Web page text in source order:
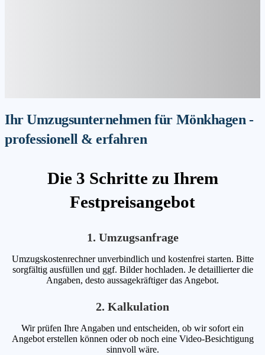
Ihr Umzugsunternehmen für Mönkhagen -
professionell & erfahren
Die 3 Schritte zu Ihrem
Festpreisangebot
1. Umzugsanfrage
Umzugskostenrechner unverbindlich und kostenfrei starten. Bitte
sorgfältig ausfüllen und ggf. Bilder hochladen. Je detaillierter die
Angaben, desto aussagekräftiger das Angebot.
2. Kalkulation
Wir prüfen Ihre Angaben und entscheiden, ob wir sofort ein
Angebot erstellen können oder ob noch eine Video-Besichtigung
sinnvoll wäre.